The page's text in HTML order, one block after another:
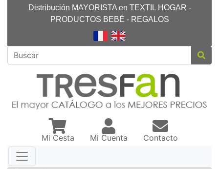
Distribución MAYORISTA en TEXTIL HOGAR -
PRODUCTOS BEBÉ - REGALOS
Mi Cesta Mi Cuenta Contacto